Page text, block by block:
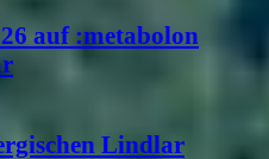
auf :metabolon
Lindlar